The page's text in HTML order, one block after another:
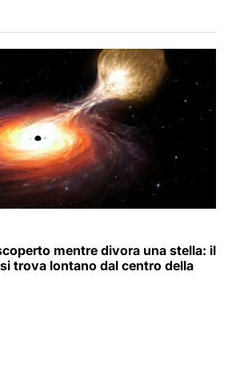
mentre divora una stella: il
trova lontano dal centro della